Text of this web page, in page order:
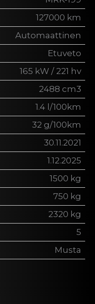
127000 km
Automaattinen
Etuveto
165 kW / 221 hv
2488 cm3
1.4 l/100km
32 g/100km
30.11.2021
1.12.2025
1500 kg
750 kg
2320 kg
5
Musta